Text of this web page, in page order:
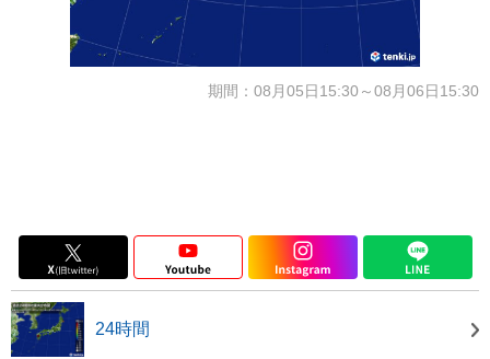
期間：08月05日15:30～08月06日15:30
24時間